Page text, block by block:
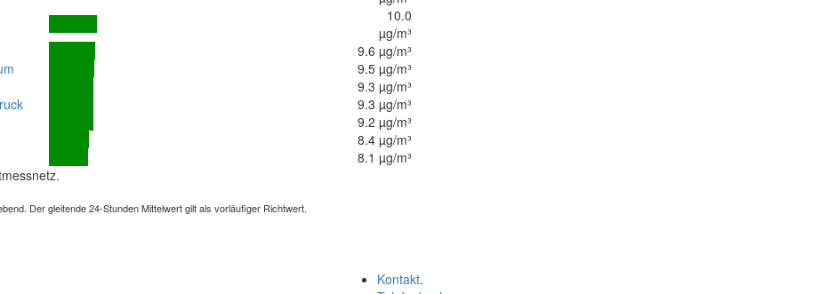
10.0
µg/m³
9.6 µg/m³
9.5 µg/m³
9.3 µg/m³
9.3 µg/m³
9.2 µg/m³
8.4 µg/m³
8.1 µg/m³
Der gleitende 24-Stunden Mittelwert gilt als vorläufiger Richtwert.
Kontakt.